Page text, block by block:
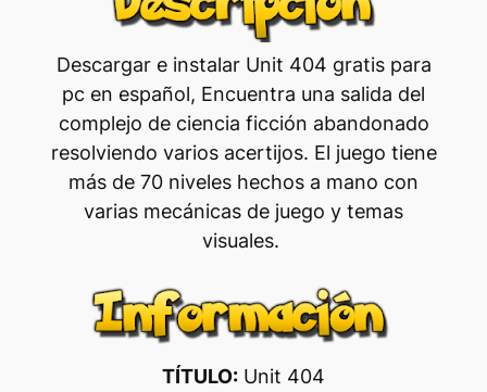
Descargar e instalar Unit 404 gratis para
pc en español, Encuentra una salida del
complejo de ciencia ficción abandonado
resolviendo varios acertijos. El juego tiene
más de 70 niveles hechos a mano con
varias mecánicas de juego y temas
visuales.
TÍTULO: Unit 404